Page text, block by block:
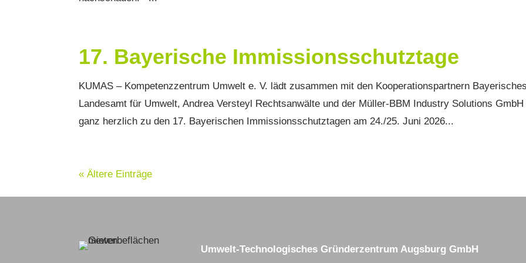
17. Bayerische Immissionsschutztage
KUMAS – Kompetenzzentrum Umwelt e. V. lädt zusammen mit den Kooperationspartnern
Landesamt für Umwelt, Andrea Versteyl Rechtsanwälte und der Müller-BBM Industry Solutions GmbH
ganz herzlich zu den 17. Bayerischen Immissionsschutztagen am 24./25. Juni 2026...
« Ältere Einträge
Umwelt-Technologisches Gründerzentrum Augsburg GmbH